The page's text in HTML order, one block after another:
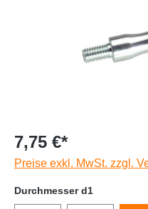
7,75 €*
Preise exkl. MwSt. zzgl.
Durchmesser d1